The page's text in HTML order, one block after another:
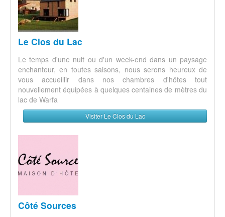
Le Clos du Lac
Le temps d'une nuit ou d'un week-end dans un paysage
enchanteur, en toutes saisons, nous serons heureux de
vous accueillir dans nos chambres d'hôtes tout
nouvellement équipées à quelques centaines de mètres du
lac de Warfa
Visiter Le Clos du Lac
Côté Sources